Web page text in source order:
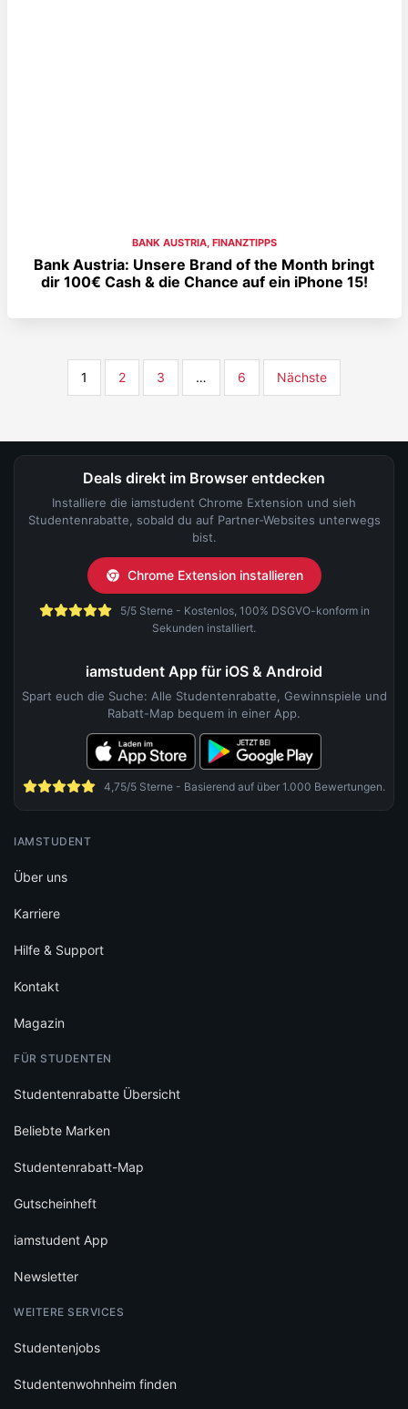
BANK AUSTRIA, FINANZTIPPS
Bank Austria: Unsere Brand of the Month bringt
dir 100€ Cash & die Chance auf ein iPhone 15!
1 2 3 … 6 Nächste
Deals direkt im Browser entdecken
Installiere die iamstudent Chrome Extension und sieh
Studentenrabatte, sobald du auf Partner-Websites unterwegs
bist.
Chrome Extension installieren
5/5 Sterne - Kostenlos, 100% DSGVO-konform in
Sekunden installiert.
iamstudent App für iOS & Android
Spart euch die Suche: Alle Studentenrabatte, Gewinnspiele und
Rabatt-Map bequem in einer App.
4,75/5 Sterne - Basierend auf über 1.000 Bewertungen.
IAMSTUDENT
Über uns
Karriere
Hilfe & Support
Kontakt
Magazin
FÜR STUDENTEN
Studentenrabatte Übersicht
Beliebte Marken
Studentenrabatt-Map
Gutscheinheft
iamstudent App
Newsletter
WEITERE SERVICES
Studentenjobs
Studentenwohnheim finden